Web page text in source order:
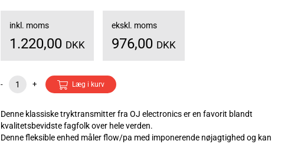
inkl. moms
1.220,00 DKK
ekskl. moms
976,00 DKK
- + Læg i kurv
Denne klassiske tryktransmitter fra OJ electronics er en favorit blandt
kvalitetsbevidste fagfolk over hele verden.
Denne fleksible enhed måler flow/pa med imponerende nøjagtighed og kan